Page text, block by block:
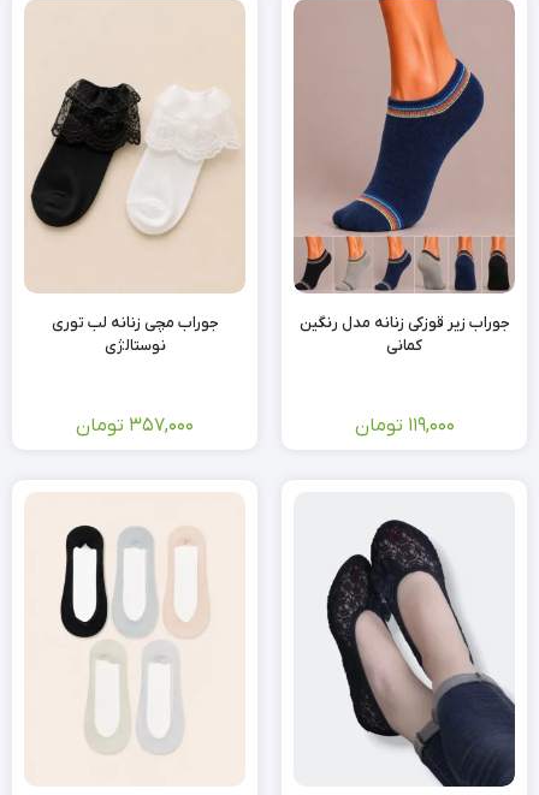
جوراب زیر قوزکی زنانه مدل رنگین
کمانی
119,000 تومان
جوراب مچی زنانه لب توری
نوستالژی
357,000 تومان